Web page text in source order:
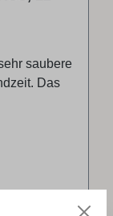
saubere
Das